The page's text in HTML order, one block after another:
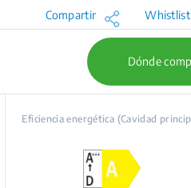
Compartir Whistlist
Dónde
Eficiencia energética (Cavidad